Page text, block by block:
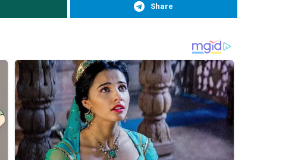
Share